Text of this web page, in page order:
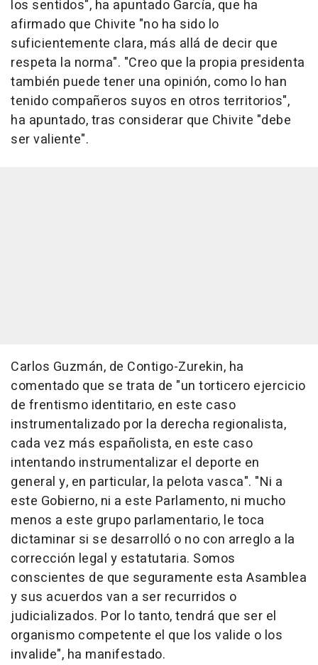
los sentidos", ha apuntado García, que ha
afirmado que Chivite "no ha sido lo
suficientemente clara, más allá de decir que
respeta la norma". "Creo que la propia presidenta
también puede tener una opinión, como lo han
tenido compañeros suyos en otros territorios",
ha apuntado, tras considerar que Chivite "debe
ser valiente".
Carlos Guzmán, de Contigo-Zurekin, ha
comentado que se trata de "un torticero ejercicio
de frentismo identitario, en este caso
instrumentalizado por la derecha regionalista,
cada vez más españolista, en este caso
intentando instrumentalizar el deporte en
general y, en particular, la pelota vasca". "Ni a
este Gobierno, ni a este Parlamento, ni mucho
menos a este grupo parlamentario, le toca
dictaminar si se desarrolló o no con arreglo a la
corrección legal y estatutaria. Somos
conscientes de que seguramente esta Asamblea
y sus acuerdos van a ser recurridos o
judicializados. Por lo tanto, tendrá que ser el
organismo competente el que los valide o los
invalide", ha manifestado.